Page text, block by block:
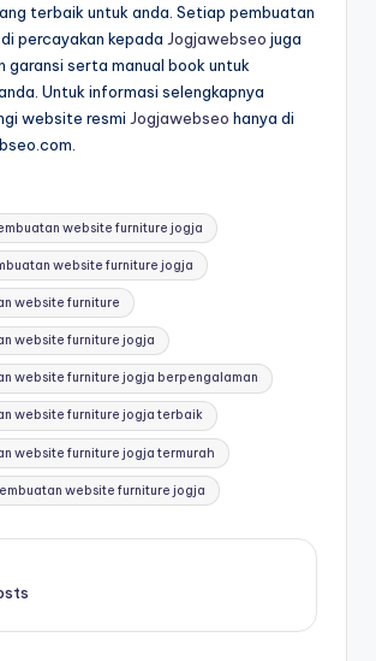
terbaik untuk anda. Setiap pembuatan
percayakan kepada Jogjawebseo juga
garansi serta manual book untuk
Untuk informasi selengkapnya
website resmi Jogjawebseo hanya di
website furniture jogja
website furniture jogja
website furniture
website furniture jogja
website furniture jogja berpengalaman
website furniture jogja terbaik
website furniture jogja termurah
website furniture jogja